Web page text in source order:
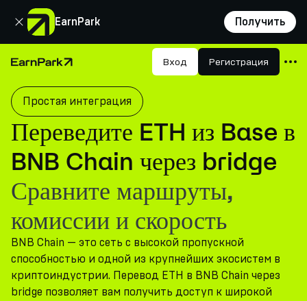
EarnPark Получить
Закрыть
Главная страница Вход Регистрация
Продукты
Рынки
Калькуляторы
Токен PARK
Ресурсы
Компания
Простая интеграция
Переведите ETH из Base в
BNB Chain через bridge
Сравните маршруты,
комиссии и скорость
BNB Chain — это сеть с высокой пропускной
способностью и одной из крупнейших экосистем в
криптоиндустрии. Перевод ETH в BNB Chain через
bridge позволяет вам получить доступ к широкой